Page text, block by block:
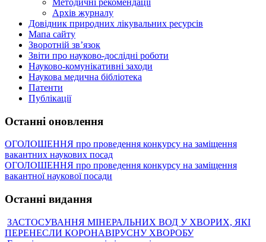
Методичні рекомендації
Архів журналу
Довідник природних лікувальних ресурсів
Мапа сайту
Зворотній зв’язок
Звіти про науково-дослідні роботи
Науково-комунікативні заходи
Наукова медична бібліотека
Патенти
Публікації
Останні оновлення
ОГОЛОШЕННЯ про проведення конкурсу на заміщення
вакантних наукових посад
ОГОЛОШЕННЯ про проведення конкурсу на заміщення
вакантної наукової посади
Останні видання
ЗАСТОСУВАННЯ МІНЕРАЛЬНИХ ВОД У ХВОРИХ, ЯКІ
ПЕРЕНЕСЛИ КОРОНАВІРУСНУ ХВОРОБУ